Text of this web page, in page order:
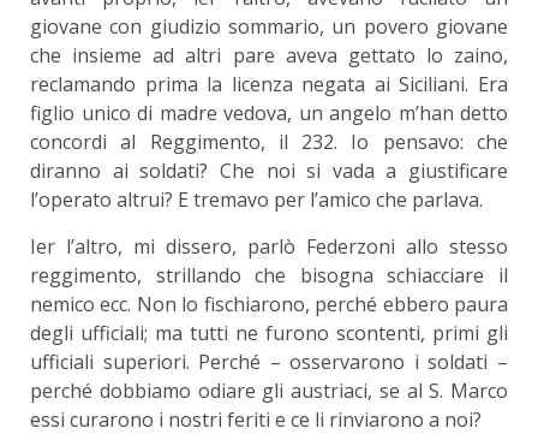
giovane con giudizio sommario, un povero giovane
che insieme ad altri pare aveva gettato lo zaino,
reclamando prima la licenza negata ai Siciliani. Era
figlio unico di madre vedova, un angelo m’han detto
concordi al Reggimento, il 232. Io pensavo: che
diranno ai soldati? Che noi si vada a giustificare
l’operato altrui? E tremavo per l’amico che parlava.
Ier l’altro, mi dissero, parlò Federzoni allo stesso
reggimento, strillando che bisogna schiacciare il
nemico ecc. Non lo fischiarono, perché ebbero paura
degli ufficiali; ma tutti ne furono scontenti, primi gli
ufficiali superiori. Perché – osservarono i soldati –
perché dobbiamo odiare gli austriaci, se al S. Marco
essi curarono i nostri feriti e ce li rinviarono a noi?